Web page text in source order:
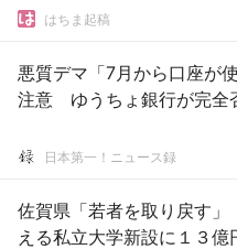
はちま起稿
悪質デマ「7月から口座が
注意 ゆうちょ銀行が完全
日本第一！ニュース録
佐賀県「若者を取り戻す
える私立大学新設に１３億